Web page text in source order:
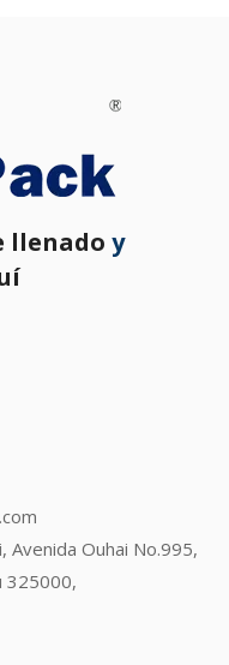
llenado y
Avenida Ouhai No.995,
325000,